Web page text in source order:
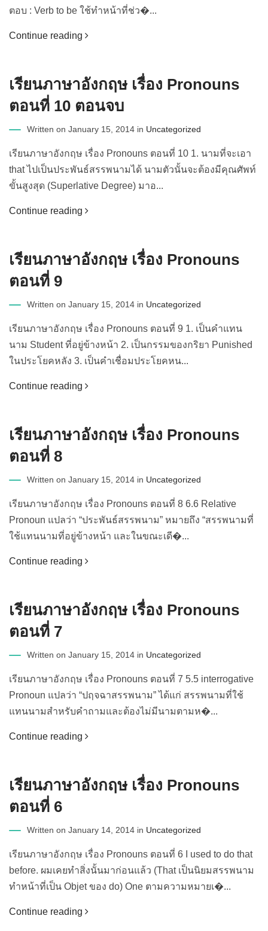
ตอบ : Verb to be ใช้ทำหน้าที่ช่ว�...
Continue reading
เรียนภาษาอังกฤษ เรื่อง Pronouns
ตอนที่ 10 ตอนจบ
Written on January 15, 2014 in Uncategorized
เรียนภาษาอังกฤษ เรื่อง Pronouns ตอนที่ 10 1. นามที่จะเอา
that ไปเป็นประพันธ์สรรพนามได้ นามตัวนั้นจะต้องมีคุณศัพท์
ขั้นสูงสุด (Superlative Degree) มาอ...
Continue reading
เรียนภาษาอังกฤษ เรื่อง Pronouns
ตอนที่ 9
Written on January 15, 2014 in Uncategorized
เรียนภาษาอังกฤษ เรื่อง Pronouns ตอนที่ 9 1. เป็นคำแทน
นาม Student ที่อยู่ข้างหน้า 2. เป็นกรรมของกริยา Punished
ในประโยคหลัง 3. เป็นคำเชื่อมประโยคหน...
Continue reading
เรียนภาษาอังกฤษ เรื่อง Pronouns
ตอนที่ 8
Written on January 15, 2014 in Uncategorized
เรียนภาษาอังกฤษ เรื่อง Pronouns ตอนที่ 8 6.6 Relative
Pronoun แปลว่า “ประพันธ์สรรพนาม” หมายถึง “สรรพนามที่
ใช้แทนนามที่อยู่ข้างหน้า และในขณะเดี�...
Continue reading
เรียนภาษาอังกฤษ เรื่อง Pronouns
ตอนที่ 7
Written on January 15, 2014 in Uncategorized
เรียนภาษาอังกฤษ เรื่อง Pronouns ตอนที่ 7 5.5 interrogative
Pronoun แปลว่า “ปฤจฉาสรรพนาม” ได้แก่ สรรพนามที่ใช้
แทนนามสำหรับคำถามและต้องไม่มีนามตามห�...
Continue reading
เรียนภาษาอังกฤษ เรื่อง Pronouns
ตอนที่ 6
Written on January 14, 2014 in Uncategorized
เรียนภาษาอังกฤษ เรื่อง Pronouns ตอนที่ 6 I used to do that
before. ผมเคยทำสิ่งนั้นมาก่อนแล้ว (That เป็นนิยมสรรพนาม
ทำหน้าที่เป็น Objet ของ do) One ตามความหมายเ�...
Continue reading